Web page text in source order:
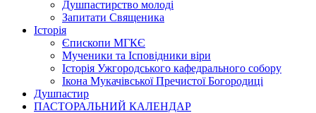
Душпастирство молоді
Запитати Священика
Історія
Єпископи МГКЄ
Мученики та Ісповідники віри
Історія Ужгородського кафедрального собору
Ікона Мукачівської Пречистої Богородиці
Душпастир
ПАСТОРАЛЬНИЙ КАЛЕНДАР